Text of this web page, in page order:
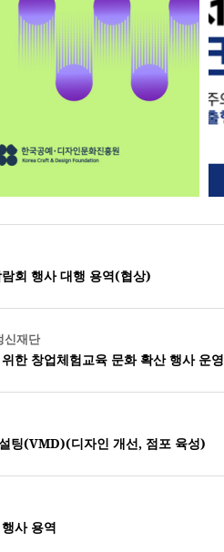
회 행사 대행 용역(협상)
신재단
한 창업체험교육 문화 확산 행사 운영
팅(VMD)(디자인 개선, 점포 육성)
사 용역